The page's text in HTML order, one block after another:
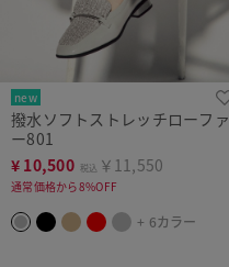
new
撥水ソフトストレッチローファ
ー801
¥ 10,500 税込 ￥11,550
通常価格から8%OFF
+ 6カラー